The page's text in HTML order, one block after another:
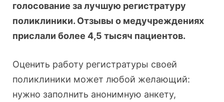
голосование за лучшую регистратуру
поликлиники. Отзывы о медучреждениях
прислали более 4,5 тысяч пациентов.
Оценить работу регистратуры своей
поликлиники может любой желающий:
нужно заполнить анонимную анкету,